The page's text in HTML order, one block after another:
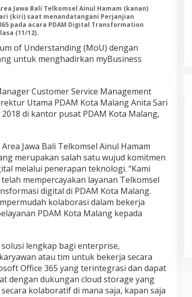
Jawa Bali Telkomsel Ainul Hamam (kanan)
(kiri) saat menandatangani Perjanjian
pada acara PDAM Digital Transformation
(11/12).
of Understanding (MoU) dengan
untuk menghadirkan myBusiness
Customer Service Management
Utama PDAM Kota Malang Anita Sari
di kantor pusat PDAM Kota Malang,
Jawa Bali Telkomsel Ainul Hamam
merupakan salah satu wujud komitmen
melalui penerapan teknologi. “Kami
mempercayakan layanan Telkomsel
digital di PDAM Kota Malang.
kolaborasi dalam bekerja
PDAM Kota Malang kepada
lengkap bagi enterprise,
atau tim untuk bekerja secara
Office 365 yang terintegrasi dan dapat
dengan dukungan cloud storage yang
kolaboratif di mana saja, kapan saja